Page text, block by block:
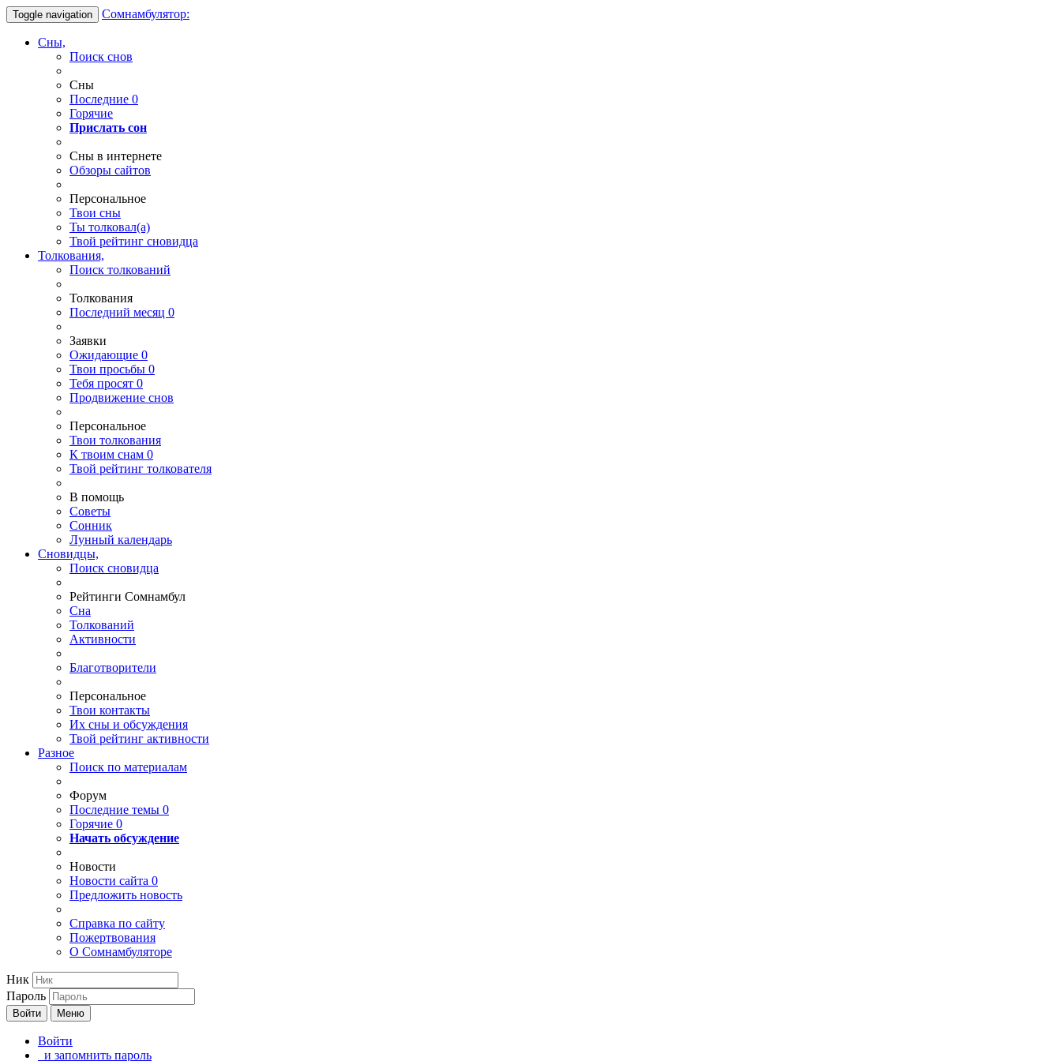
Toggle navigation Сомнамбулятор:
Сны,
Поиск снов
Сны
Последние 0
Горячие
Прислать сон
Сны в интернете
Обзоры сайтов
Персональное
Твои сны
Ты толковал(а)
Твой рейтинг сновидца
Толкования,
Поиск толкований
Толкования
Последний месяц 0
Заявки
Ожидающие 0
Твои просьбы 0
Тебя просят 0
Продвижение снов
Персональное
Твои толкования
К твоим снам 0
Твой рейтинг толкователя
В помощь
Советы
Сонник
Лунный календарь
Сновидцы,
Поиск сновидца
Рейтинги Сомнамбул
Сна
Толкований
Активности
Благотворители
Персональное
Твои контакты
Их сны и обсуждения
Твой рейтинг активности
Разное
Поиск по материалам
Форум
Последние темы 0
Горячие 0
Начать обсуждение
Новости
Новости сайта 0
Предложить новость
Справка по сайту
Пожертвования
О Сомнамбуляторе
Ник
Пароль
Войти Меню
Войти
и запомнить пароль